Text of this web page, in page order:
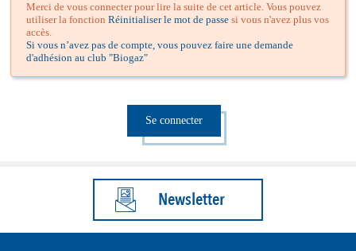
Merci de vous connecter pour lire la suite de cet article. Vous pouvez
utiliser la fonction Réinitialiser le mot de passe si vous n'avez plus vos
accès.
Si vous n’avez pas de compte, vous pouvez faire une demande
d'adhésion au club "Biogaz"
Se connecter
Newsletter